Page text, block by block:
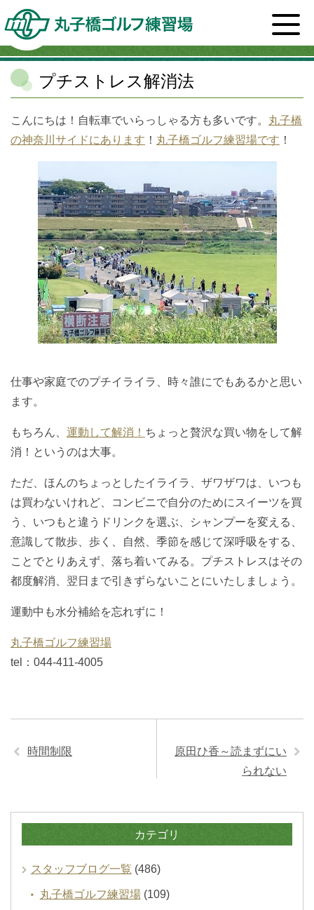
ホーム>スタッフブログ一覧>健康
プチストレス解
消法
プチストレス解消法
こんにちは！自転車でいらっしゃる方も多いです。 丸子橋
の神奈川サイドにあります ！ 丸子橋ゴルフ練習場です ！
仕事や家庭でのプチイライラ、時々誰にでもあるかと思い
ます。
もちろん、 運動して解消！ ちょっと贅沢な買い物をして解
消！というのは大事。
ただ、ほんのちょっとしたイライラ、ザワザワは、いつも
は買わないけれど、コンビニで自分のためにスイーツを買
う、いつもと違うドリンクを選ぶ、シャンプーを変える、
意識して散歩、歩く、自然、季節を感じて深呼吸をする、
ことでとりあえず、落ち着いてみる。プチストレスはその
都度解消、翌日まで引きずらないことにいたしましょう。
運動中も水分補給を忘れずに！
丸子橋ゴルフ練習場
tel：044-411-4005
時間制限
原田ひ香～読まずにい
られない
カテゴリ
スタッフブログ一覧 (486)
丸子橋ゴルフ練習場(109)